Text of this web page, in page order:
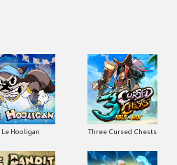
Le Hooligan Three Cursed Chests